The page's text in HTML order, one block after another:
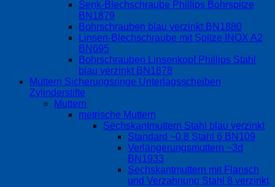
Senk-Blechschraube Phillips Bohrspitze
BN1879
Bohrschrauben blau verzinkt BN1880
Linsen-Blechschraube mit Spitze INOX A2
BN695
Bohrschrauben Linsenkopf Phillips Stahl
blau verzinkt BN1878
Muttern Sicherungsringe Unterlagsscheiben
Zylinderstifte
Muttern
metrische Muttern
Sechskantmuttern Stahl blau verzinkt
Standard ~0.8 Stahl 6 BN109
Verlängerungsmuttern ~3d
BN1933
Sechskantmuttern mit Flansch
und Verzahnung Stahl 8 verzinkt